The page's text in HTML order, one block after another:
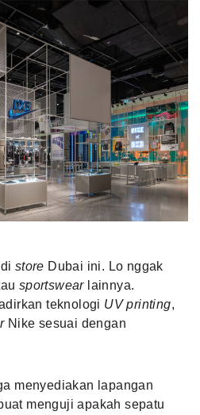
store Dubai ini. Lo nggak
sportswear lainnya.
teknologi UV printing,
Nike sesuai dengan
menyediakan lapangan
menguji apakah sepatu